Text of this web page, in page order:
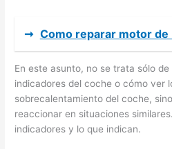
➞ Como reparar motor de
En este asunto, no se trata sólo
indicadores del coche o cómo ver
sobrecalentamiento del coche,
reaccionar en situaciones
indicadores y lo que indican.